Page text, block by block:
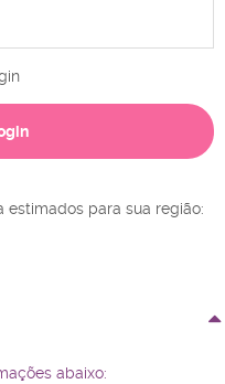
para sua região:
abaixo: